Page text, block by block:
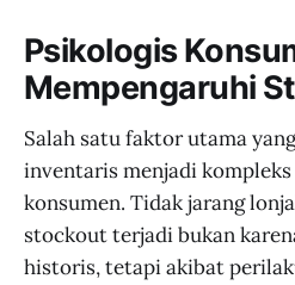
Psikologis
Mempengaruhi
Salah satu faktor utama
inventaris menjadi
konsumen. Tidak jarang
stockout terjadi bukan
historis, tetapi akibat